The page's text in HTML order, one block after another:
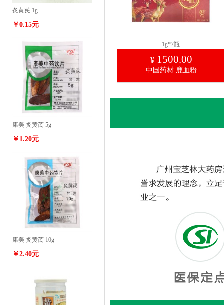
炙黄芪 1g
￥0.15元
康美 炙黄芪 5g
￥1.20元
康美 炙黄芪 10g
￥2.40元
1g*7瓶
¥ 1500.00
中国药材 鹿血粉